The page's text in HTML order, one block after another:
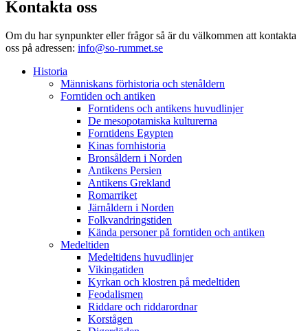
Kontakta oss
Om du har synpunkter eller frågor så är du välkommen att kontakta
oss på adressen: info@so-rummet.se
Historia
Människans förhistoria och stenåldern
Forntiden och antiken
Forntidens och antikens huvudlinjer
De mesopotamiska kulturerna
Forntidens Egypten
Kinas fornhistoria
Bronsåldern i Norden
Antikens Persien
Antikens Grekland
Romarriket
Järnåldern i Norden
Folkvandringstiden
Kända personer på forntiden och antiken
Medeltiden
Medeltidens huvudlinjer
Vikingatiden
Kyrkan och klostren på medeltiden
Feodalismen
Riddare och riddarordnar
Korstågen